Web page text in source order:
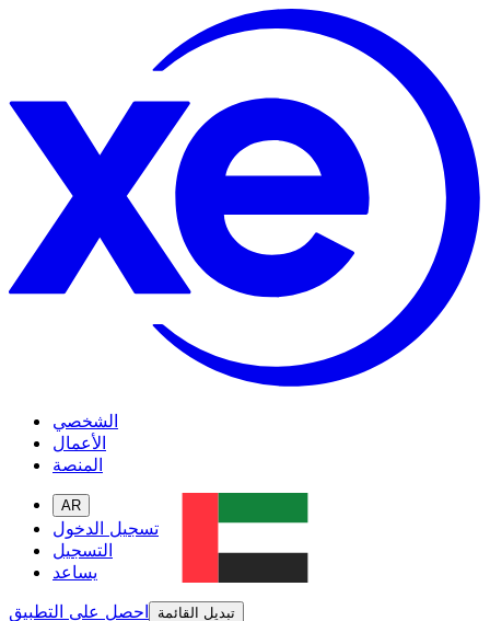
الشخصي
الأعمال
المنصة
AR
تسجيل الدخول
التسجيل
يساعد
احصل على التطبيق
تبديل القائمة